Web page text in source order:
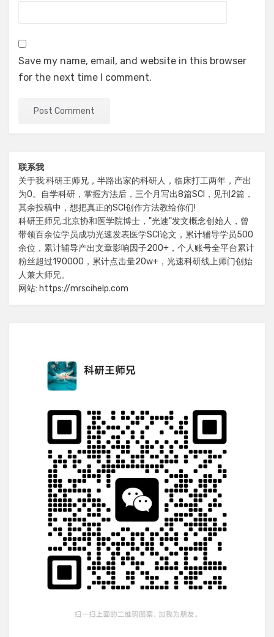
Save my name, email, and website in this browser
for the next time I comment.
联系我
关于我:科研王师兄，半路出家的科研人，临床打工两年，产出
为0。自学科研，掌握方法后，三个月写出8篇SCI，见刊2篇，
其余投稿中，想把真正的SCI创作方法教给你们!
科研王师兄:北京协和医学院博士，"光速"发文概念创始人，曾
带领百余位学员成功光速发表医学SCI论文，累计辅导学员500
余位，累计辅导产出文章影响因子200+，个人账号全平台累计
粉丝超过190000，累计点击量20w+，光速科研线上师门创始
人兼大师兄。
网站: https://mrscihelp.com